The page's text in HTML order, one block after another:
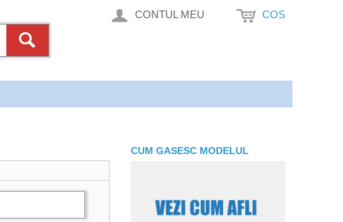
CONTUL MEU COS
CUM GASESC MODELUL